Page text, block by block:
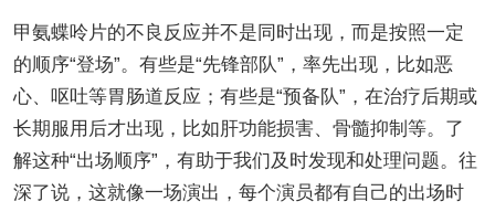
甲氨蝶呤片的不良反应并不是同时出现，而是按照一定
的顺序“登场”。有些是“先锋部队”，率先出现，比如恶
心、呕吐等胃肠道反应；有些是“预备队”，在治疗后期或
长期服用后才出现，比如肝功能损害、骨髓抑制等。了
解这种“出场顺序”，有助于我们及时发现和处理问题。往
深了说，这就像一场演出，每个演员都有自己的出场时